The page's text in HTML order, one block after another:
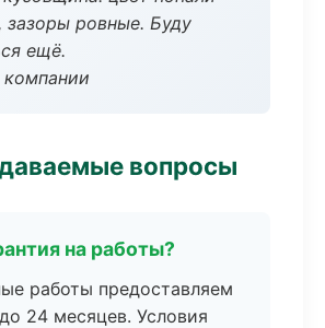
зазоры ровные. Буду
ещё.
вопросы
на работы?
работы предоставляем
24 месяцев. Условия